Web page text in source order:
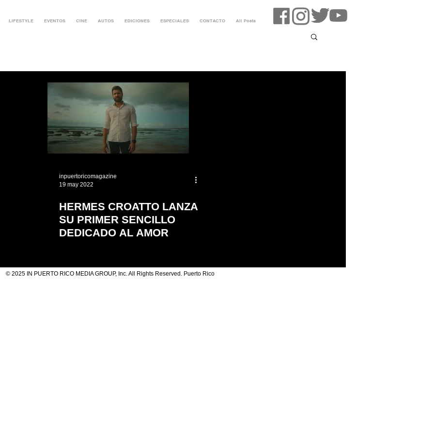
LIFESTYLE EVENTOS CINE AUTOS EDICIONES ESPECIALES CONTACTO All Posts
inpuertoricomagazine
19 may 2022
HERMES CROATTO LANZA
SU PRIMER SENCILLO
DEDICADO AL AMOR
© 2025 IN PUERTO RICO MEDIA GROUP, Inc. All Rights Reserved. Puerto Rico